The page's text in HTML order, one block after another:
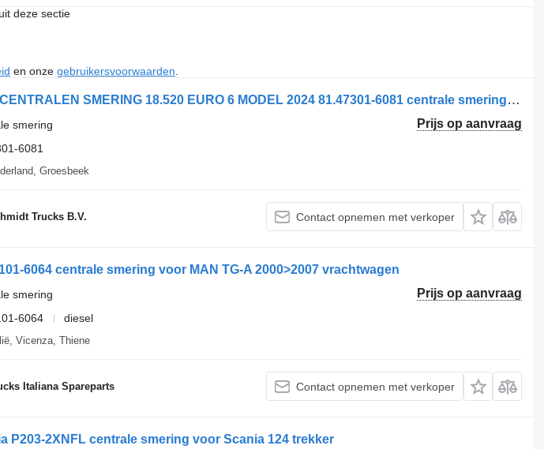
deze sectie
en onze gebruikersvoorwaarden
MAN CENTRALEN SMERING 18.520 EURO 6 MODEL 2024 81.47301-6081 centrale smering voor vrachtwagen
Prijs op aanvraag
smering
6081
Groesbeek
Trucks B.V. Contact opnemen met verkoper
6064 centrale smering voor MAN TG-A 2000>2007 vrachtwagen
Prijs op aanvraag
smering
6064
diesel
Vicenza, Thiene
Italiana Spareparts Contact opnemen met verkoper
P203-2XNFL centrale smering voor Scania 124 trekker